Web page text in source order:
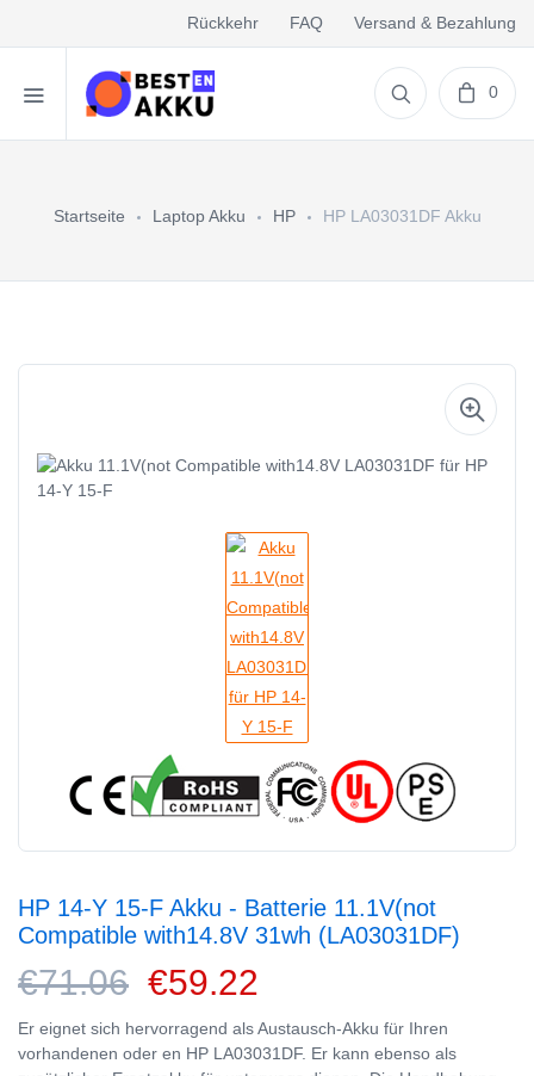
Rückkehr FAQ Versand & Bezahlung
0
Startseite Laptop Akku HP HP LA03031DF Akku
HP 14-Y 15-F Akku - Batterie 11.1V(not
Compatible with14.8V 31wh (LA03031DF)
€71.06 €59.22
Er eignet sich hervorragend als Austausch-Akku für Ihren
vorhandenen oder en HP LA03031DF. Er kann ebenso als